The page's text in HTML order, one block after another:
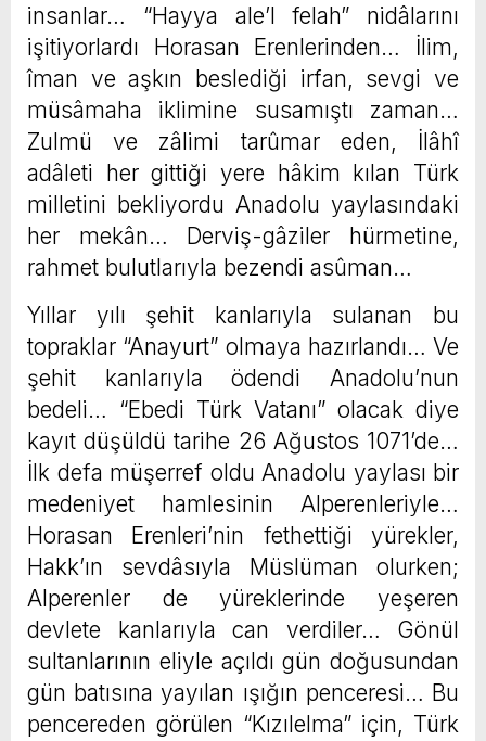
insanlar… “Hayya ale’l felah” nidâlarını
işitiyorlardı Horasan Erenlerinden… İlim,
îman ve aşkın beslediği irfan, sevgi ve
müsâmaha iklimine susamıştı zaman…
Zulmü ve zâlimi tarûmar eden, İlâhî
adâleti her gittiği yere hâkim kılan Türk
milletini bekliyordu Anadolu yaylasındaki
her mekân… Derviş-gâziler hürmetine,
rahmet bulutlarıyla bezendi asûman…
Yıllar yılı şehit kanlarıyla sulanan bu
topraklar “Anayurt” olmaya hazırlandı… Ve
şehit kanlarıyla ödendi Anadolu’nun
bedeli… “Ebedi Türk Vatanı” olacak diye
kayıt düşüldü tarihe 26 Ağustos 1071’de…
İlk defa müşerref oldu Anadolu yaylası bir
medeniyet hamlesinin Alperenleriyle…
Horasan Erenleri’nin fethettiği yürekler,
Hakk’ın sevdâsıyla Müslüman olurken;
Alperenler de yüreklerinde yeşeren
devlete kanlarıyla can verdiler… Gönül
sultanlarının eliyle açıldı gün doğusundan
gün batısına yayılan ışığın penceresi… Bu
pencereden görülen “Kızılelma” için, Türk